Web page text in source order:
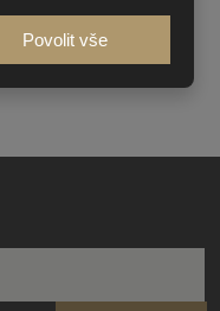
Povolit vše